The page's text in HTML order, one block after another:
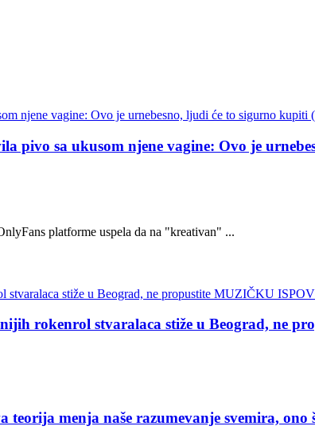
pivo sa ukusom njene vagine: Ovo je
platforme uspela da na "kreativan" ...
rokenrol stvaralaca stiže u Beograd, ne
menja naše razumevanje svemira, ono